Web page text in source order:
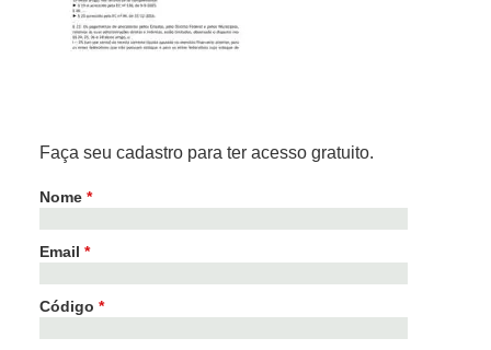
Faça seu cadastro para ter acesso gratuito.
Nome *
Email *
Código *